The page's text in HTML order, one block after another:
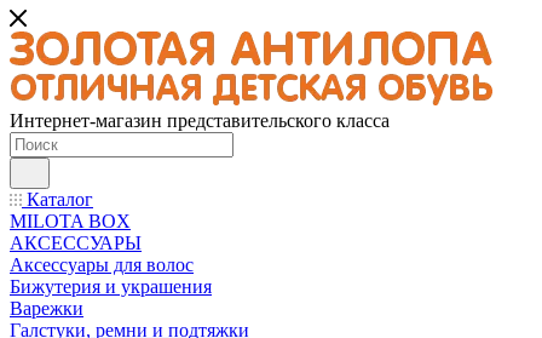
Интернет-магазин представительского класса
Каталог
MILOTA BOX
АКСЕССУАРЫ
Аксессуары для волос
Бижутерия и украшения
Варежки
Галстуки, ремни и подтяжки